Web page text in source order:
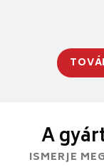
A
ISMERJE